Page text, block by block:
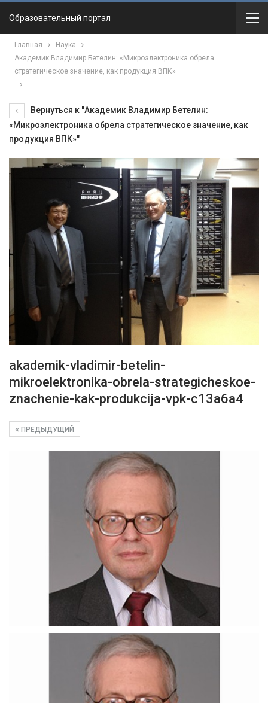
Образовательный портал
Главная
Наука
Академик Владимир Бетелин: «Микроэлектроника обрела
стратегическое значение, как продукция ВПК»
Вернуться к "Академик Владимир Бетелин:
«Микроэлектроника обрела стратегическое значение, как
продукция ВПК»"
akademik-vladimir-betelin-
mikroelektronika-obrela-strategicheskoe-
znachenie-kak-produkcija-vpk-c13a6a4
ПРЕДЫДУЩИЙ